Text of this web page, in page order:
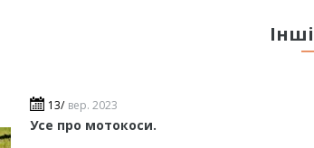
13/ вер. 2023
Усе про мотокоси.